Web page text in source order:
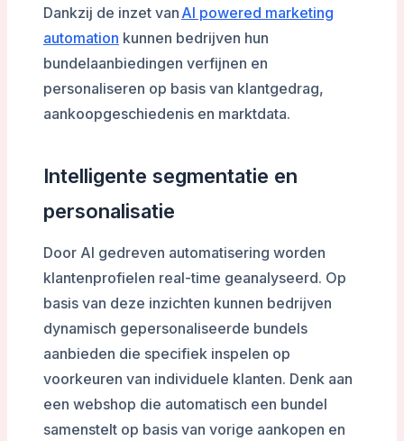
Dankzij de inzet van AI powered marketing
automation kunnen bedrijven hun
bundelaanbiedingen verfijnen en
personaliseren op basis van klantgedrag,
aankoopgeschiedenis en marktdata.
Intelligente segmentatie en
personalisatie
Door AI gedreven automatisering worden
klantenprofielen real-time geanalyseerd. Op
basis van deze inzichten kunnen bedrijven
dynamisch gepersonaliseerde bundels
aanbieden die specifiek inspelen op
voorkeuren van individuele klanten. Denk aan
een webshop die automatisch een bundel
samenstelt op basis van vorige aankopen en